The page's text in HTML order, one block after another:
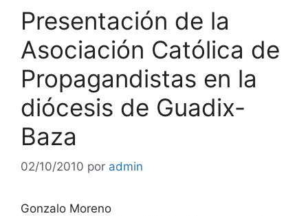
Presentación de la
Asociación Católica de
Propagandistas en la
diócesis de Guadix-
Baza
02/10/2010 por admin
Gonzalo Moreno